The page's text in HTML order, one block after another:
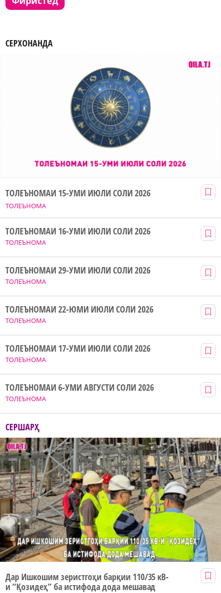
СЕРХОНАНДА
ТОЛЕЪНОМА
ТОЛЕЪНОМАИ 15-УМИ ИЮЛИ СОЛИ 2026
ТОЛЕЪНОМА
ТОЛЕЪНОМАИ 16-УМИ ИЮЛИ СОЛИ 2026
ТОЛЕЪНОМА
ТОЛЕЪНОМАИ 29-УМИ ИЮЛИ СОЛИ 2026
ТОЛЕЪНОМА
ТОЛЕЪНОМАИ 22-ЮМИ ИЮЛИ СОЛИ 2026
ТОЛЕЪНОМА
ТОЛЕЪНОМАИ 17-УМИ ИЮЛИ СОЛИ 2026
ТОЛЕЪНОМА
ТОЛЕЪНОМАИ 6-УМИ АВГУСТИ СОЛИ 2026
СЕРШАРҲ
Дар Ишкошим зеристгоҳи барқии 110/35 кВ-
и “Қозидеҳ” ба истифода дода мешавад